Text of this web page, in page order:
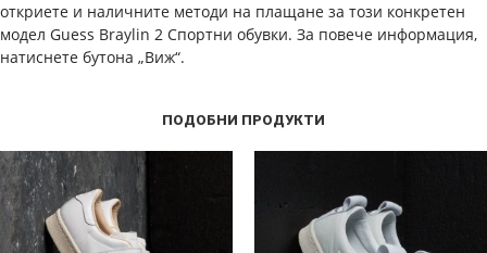
откриете и наличните методи на плащане за този конкретен
модел Guess Braylin 2 Спортни обувки. За повече информация,
натиснете бутона „Виж“.
ПОДОБНИ ПРОДУКТИ